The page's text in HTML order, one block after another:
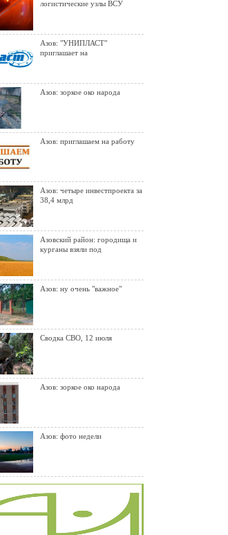
логистические узлы ВСУ
Азов: "УНИПЛАСТ"
приглашает на
Азов: зоркое око народа
Азов: приглашаем на работу
Азов: четыре инвестпроекта за
38,4 млрд
Азовский район: городища и
курганы взяли под
Азов: ну очень "важное"
Сводка СВО, 12 июля
Азов: зоркое око народа
Азов: фото недели